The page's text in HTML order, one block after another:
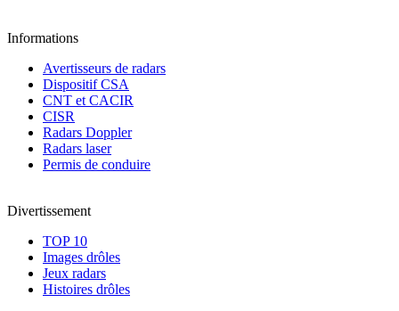
Informations
Avertisseurs de radars
Dispositif CSA
CNT et CACIR
CISR
Radars Doppler
Radars laser
Permis de conduire
Divertissement
TOP 10
Images drôles
Jeux radars
Histoires drôles